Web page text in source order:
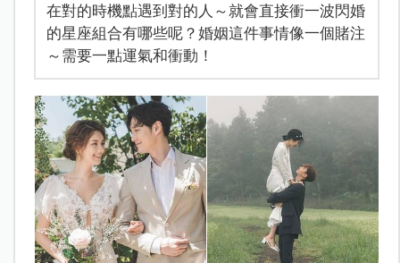
在對的時機點遇到對的人～就會直接衝一波閃婚
的星座組合有哪些呢？婚姻這件事情像一個賭注
～需要一點運氣和衝動！